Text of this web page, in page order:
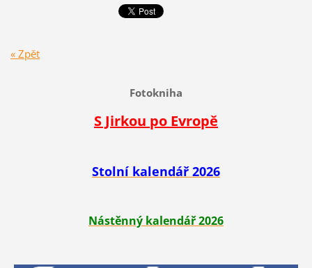
« Zpět
Fotokniha
S Jirkou po Evropě
Stolní kalendář 2026
Nástěnný kalendář 2026